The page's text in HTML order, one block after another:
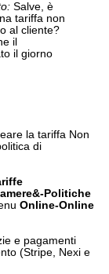
Salve, è
tariffa non
al cliente?
il
il giorno
la tariffa Non
di
Politiche
Online-Online
e pagamenti
(Stripe, Nexi e